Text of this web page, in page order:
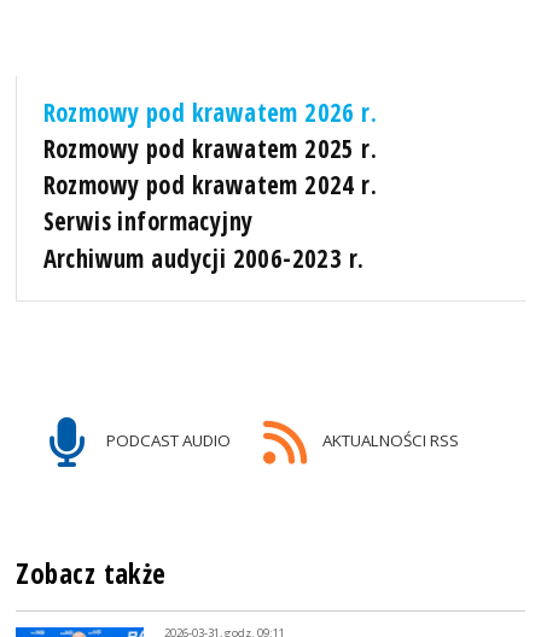
Rozmowy pod krawatem 2026 r.
Rozmowy pod krawatem 2025 r.
Rozmowy pod krawatem 2024 r.
Serwis informacyjny
Archiwum audycji 2006-2023 r.
PODCAST AUDIO AKTUALNOŚCI RSS
Zobacz także
2026-03-31, godz. 09:11